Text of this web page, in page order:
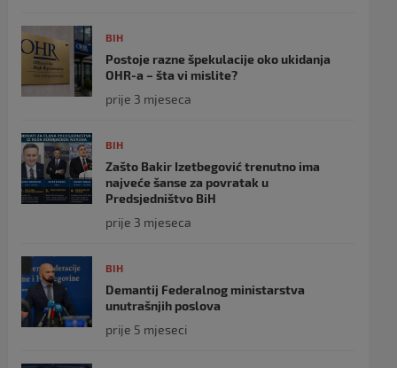
BIH
Postoje razne špekulacije oko ukidanja
OHR-a – šta vi mislite?
prije 3 mjeseca
BIH
Zašto Bakir Izetbegović trenutno ima
najveće šanse za povratak u
Predsjedništvo BiH
prije 3 mjeseca
BIH
Demantij Federalnog ministarstva
unutrašnjih poslova
prije 5 mjeseci